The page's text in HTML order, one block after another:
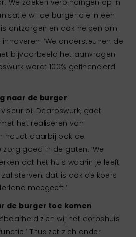
We zoeken verbindingen op in
wil de burger die in een
ontzorgen en ook helpen om
‘We ondersteunen de
bijvoorbeeld het aanvragen
wordt 100% gefinancierd
naar de burger
bij Doarpswurk, gaat
het realiseren van
houdt daarbij ook de
goed in de gaten. ‘We
dat het huis waarin je leeft
sterven, dat is ook de koers
meegeeft.’
de burger toe komen
zien wij het dorpshuis
Titus zet zich onder